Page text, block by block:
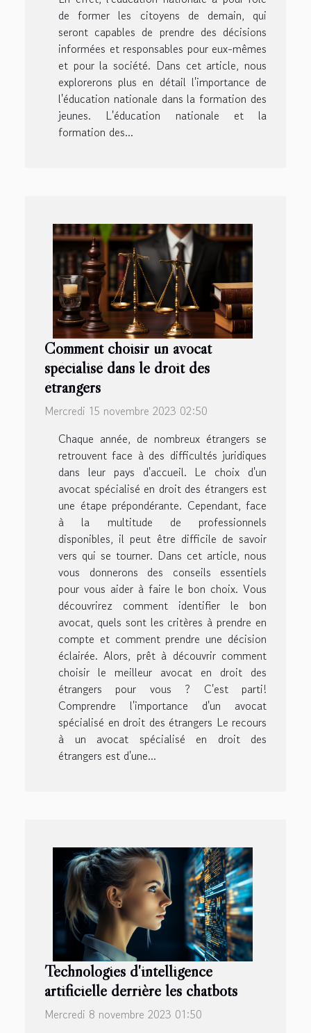
de former les citoyens de demain, qui
seront capables de prendre des décisions
informées et responsables pour eux-mêmes
et pour la société. Dans cet article, nous
explorerons plus en détail l'importance de
l'éducation nationale dans la formation des
jeunes. L'éducation nationale et la
formation des...
Comment choisir un avocat
spécialisé dans le droit des
étrangers
Mercredi 15 novembre 2023 02:50
Chaque année, de nombreux étrangers se
retrouvent face à des difficultés juridiques
dans leur pays d'accueil. Le choix d'un
avocat spécialisé en droit des étrangers est
une étape prépondérante. Cependant, face
à la multitude de professionnels
disponibles, il peut être difficile de savoir
vers qui se tourner. Dans cet article, nous
vous donnerons des conseils essentiels
pour vous aider à faire le bon choix. Vous
découvrirez comment identifier le bon
avocat, quels sont les critères à prendre en
compte et comment prendre une décision
éclairée. Alors, prêt à découvrir comment
choisir le meilleur avocat en droit des
étrangers pour vous ? C'est parti!
Comprendre l'importance d'un avocat
spécialisé en droit des étrangers Le recours
à un avocat spécialisé en droit des
étrangers est d'une...
Technologies d'intelligence
artificielle derrière les chatbots
Mercredi 8 novembre 2023 01:50